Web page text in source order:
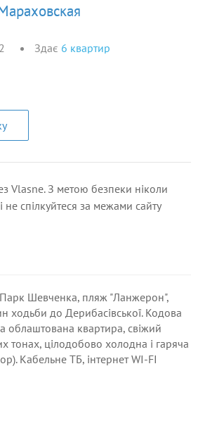
Здає 6 квартир
Vlasne. З метою безпеки ніколи
не спілкуйтеся за межами сайту
Шевченка, пляж "Ланжерон",
ходьби до Дерибасівської. Кодова
облаштована квартира, свіжий
тонах, цілодобово холодна і гаряча
Кабельне ТБ, інтернет WI-FI